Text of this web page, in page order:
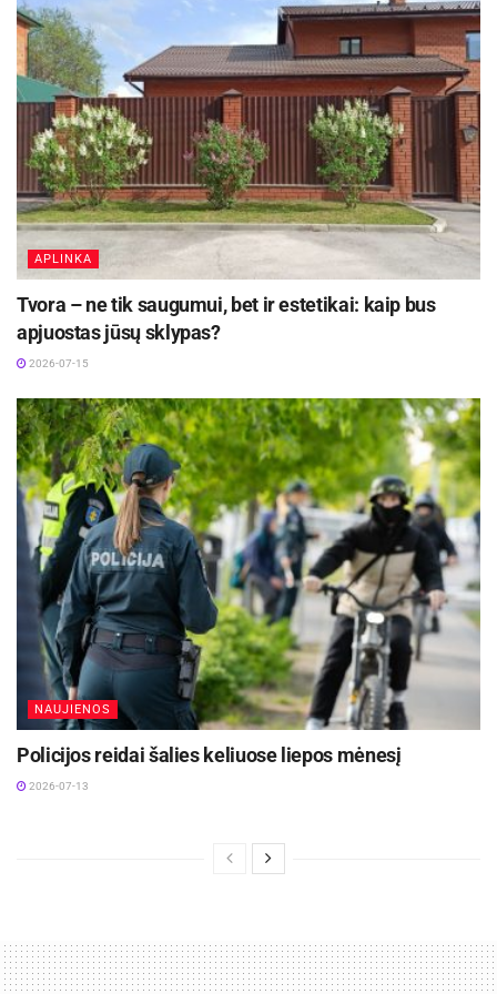
APLINKA
Tvora – ne tik saugumui, bet ir estetikai: kaip bus
apjuostas jūsų sklypas?
2026-07-15
NAUJIENOS
Policijos reidai šalies keliuose liepos mėnesį
2026-07-13